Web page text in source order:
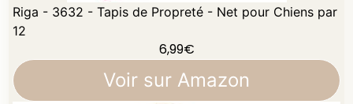
Riga - 3632 - Tapis de Propreté - Net pour Chiens par
12
6,99€
Voir sur Amazon